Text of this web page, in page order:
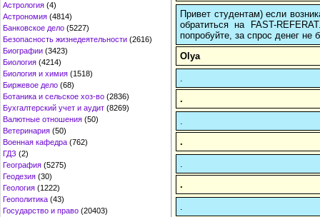
Астрология (4)
Астрономия (4814)
Банковское дело (5227)
Безопасность жизнедеятельности (2616)
Биографии (3423)
Биология (4214)
Биология и химия (1518)
Биржевое дело (68)
Ботаника и сельское хоз-во (2836)
Бухгалтерский учет и аудит (8269)
Валютные отношения (50)
Ветеринария (50)
Военная кафедра (762)
ГДЗ (2)
География (5275)
Геодезия (30)
Геология (1222)
Геополитика (43)
Государство и право (20403)
Привет студентам) если
обратиться на FAST-
попробуйте, за спрос денег не
Olya
.
.
.